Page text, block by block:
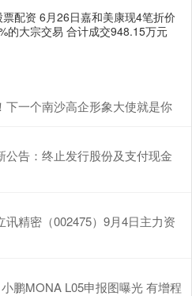
配资 6月26日嘉和美康现4笔折价
的大宗交易 合计成交948.15万元
下一个南沙高企形象大使就是你
公告：终止发行股份及支付现金
精密（002475）9月4日主力资
鹏MONA L05申报图曝光 有增程